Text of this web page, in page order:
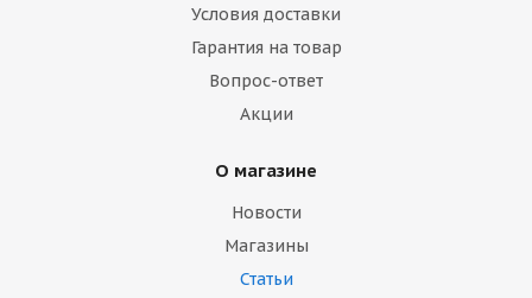
Условия доставки
Гарантия на товар
Вопрос-ответ
Акции
О магазине
Новости
Магазины
Статьи